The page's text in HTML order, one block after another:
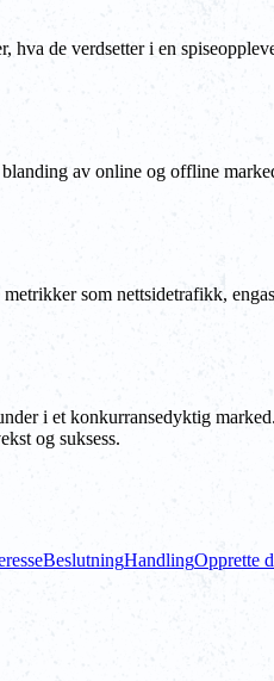
de verdsetter i en
av online og offline
som nettsidetrafikk,
i et konkurransedyktig
og suksess.
BeslutningHandlingOpprette